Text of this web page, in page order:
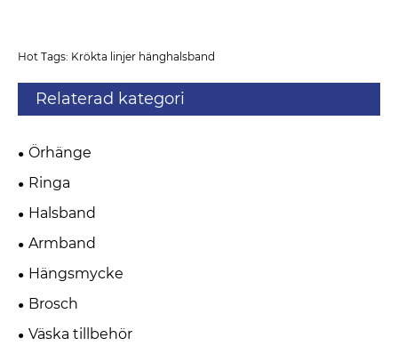
Hot Tags: Krökta linjer hänghalsband
Relaterad kategori
Örhänge
Ringa
Halsband
Armband
Hängsmycke
Brosch
Väska tillbehör